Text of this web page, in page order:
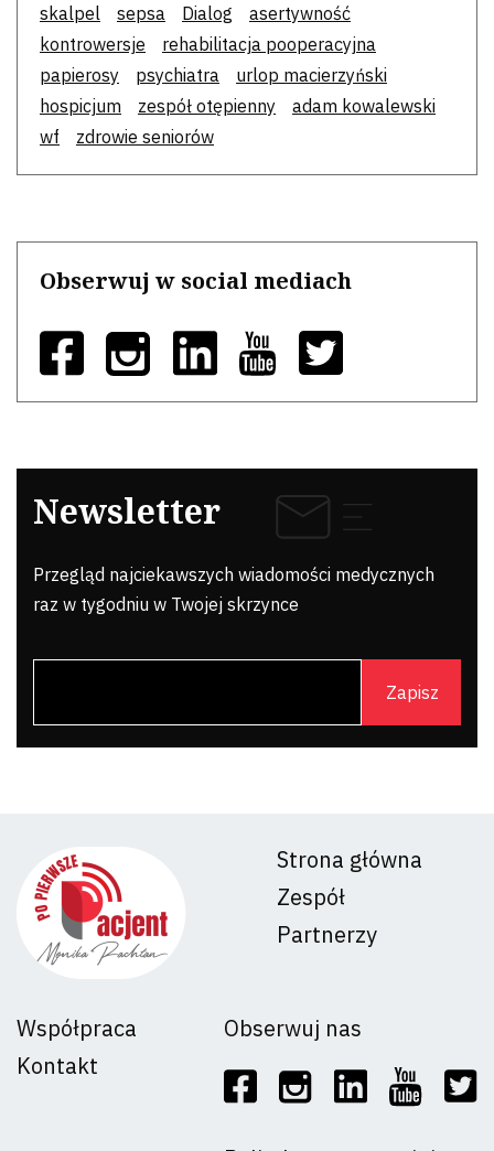
skalpel
sepsa Dialog
asertywność
kontrowersje
rehabilitacja pooperacyjna
papierosy
psychiatra
urlop macierzyński
hospicjum
zespół otępienny
adam kowalewski
wf
zdrowie seniorów
Obserwuj w social mediach
Newsletter
Przegląd najciekawszych wiadomości medycznych
raz w tygodniu w Twojej skrzynce
Strona główna
Zespół
Partnerzy
Współpraca
Kontakt
Obserwuj nas